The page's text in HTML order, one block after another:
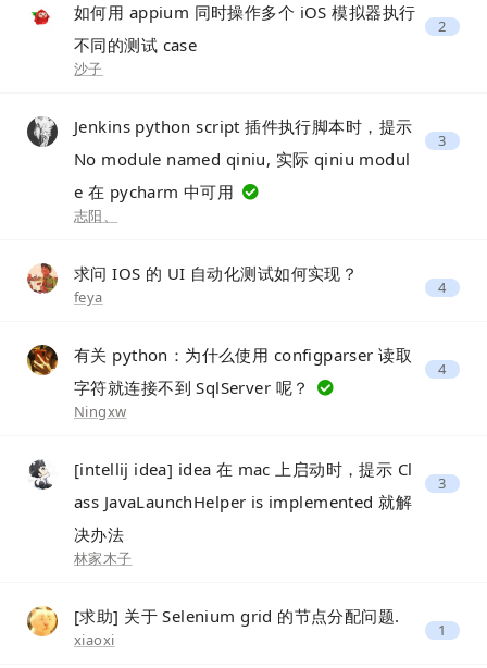
如何用 appium 同时操作多个 iOS 模拟器执行
不同的测试 case
沙子
2
Jenkins python script 插件执行脚本时，提示
No module named qiniu, 实际 qiniu modul
e 在 pycharm 中可用
志阳、
3
求问 IOS 的 UI 自动化测试如何实现？
feya 4
有关 python：为什么使用 configparser 读取
字符就连接不到 SqlServer 呢？
Ningxw
4
[intellij idea] idea 在 mac 上启动时，提示 Cl
ass JavaLaunchHelper is implemented 就解
决办法
林家木子
3
[求助] 关于 Selenium grid 的节点分配问题.
xiaoxi 1